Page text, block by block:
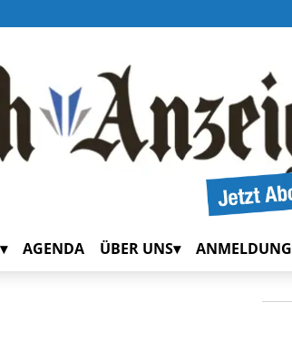
AGENDA ÜBER UNS ANMELDUNG